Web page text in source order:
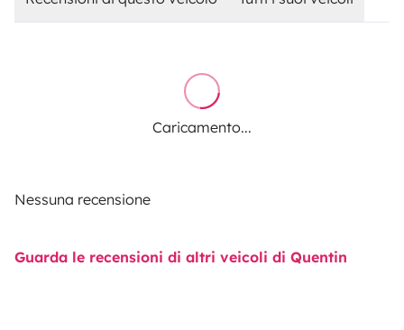
Caricamento...
Nessuna recensione
Guarda le recensioni di altri veicoli di Quentin